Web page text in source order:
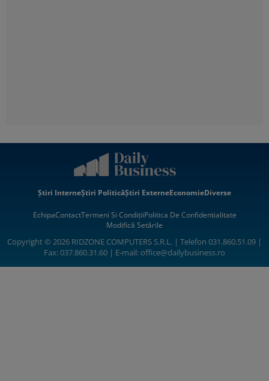
Știri InterneȘtiri PoliticăȘtiri ExterneEconomieDiverse
EchipaContactTermeni Si CondițiiPolitica De Confidentialitate
Modifică Setările
Copyright © 2026 RIDZONE COMPUTERS S.R.L. | Telefon 031.860.51.09 |
Fax: 037.860.31.60 | E-mail:office@dailybusiness.ro